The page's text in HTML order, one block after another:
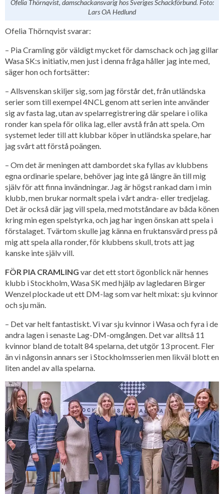
Ofelia Thörnqvist, damschackansvarig hos Sveriges Schackförbund. Foto:
Lars OA Hedlund
Ofelia Thörnqvist svarar:
– Pia Cramling gör väldigt mycket för damschack och jag gillar
Wasa SK:s initiativ, men just i denna fråga håller jag inte med,
säger hon och fortsätter:
– Allsvenskan skiljer sig, som jag förstår det, från utländska
serier som till exempel 4NCL genom att serien inte använder
sig av fasta lag, utan av spelarregistrering där spelare i olika
ronder kan spela för olika lag, eller avstå från att spela. Om
systemet leder till att klubbar köper in utländska spelare, har
jag svårt att förstå poängen.
– Om det är meningen att dambordet ska fyllas av klubbens
egna ordinarie spelare, behöver jag inte gå längre än till mig
själv för att finna invändningar. Jag är högst rankad dam i min
klubb, men brukar normalt spela i vårt andra- eller tredjelag.
Det är också där jag vill spela, med motståndare av båda könen
kring min egen spelstyrka, och jag har ingen önskan att spela i
förstalaget. Tvärtom skulle jag känna en fruktansvärd press på
mig att spela alla ronder, för klubbens skull, trots att jag
kanske inte själv vill.
FÖR PIA CRAMLING var det ett stort ögonblick när hennes
klubb i Stockholm, Wasa SK med hjälp av lagledaren Birger
Wenzel plockade ut ett DM-lag som var helt mixat: sju kvinnor
och sju män.
– Det var helt fantastiskt. Vi var sju kvinnor i Wasa och fyra i de
andra lagen i senaste Lag-DM-omgången. Det var alltså 11
kvinnor bland de totalt 84 spelarna, det utgör 13 procent. Fler
än vi någonsin annars ser i Stockholmsserien men likväl blott en
liten andel av alla spelarna.